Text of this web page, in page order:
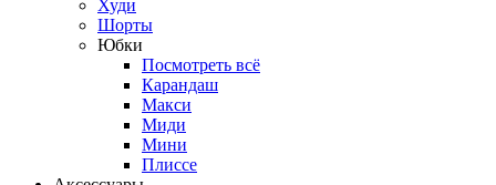
Худи
Шорты
Юбки
Посмотреть всё
Карандаш
Макси
Миди
Мини
Плиссе